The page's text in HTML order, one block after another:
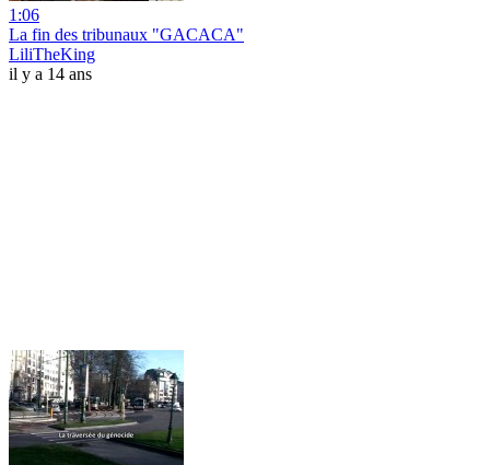
1:06
La fin des tribunaux "GACACA"
LiliTheKing
il y a 14 ans